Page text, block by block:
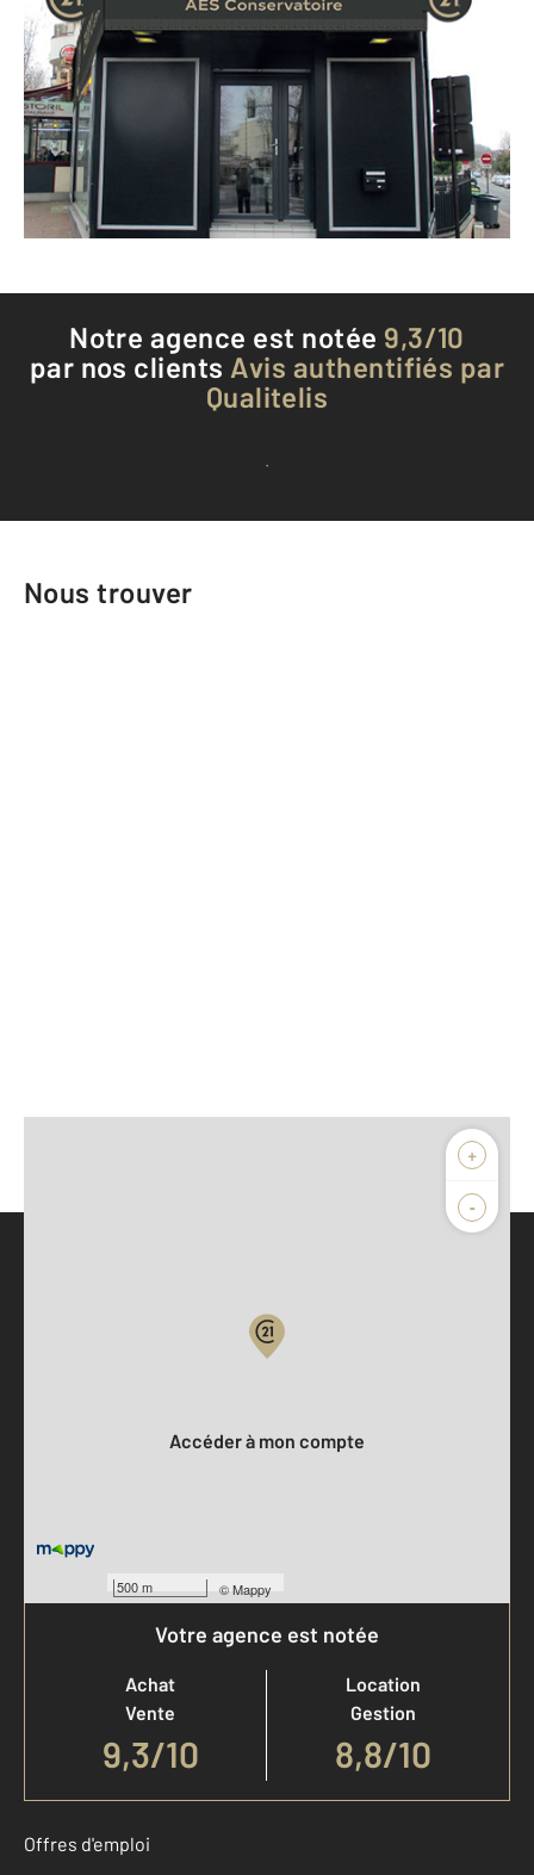
CENTURY 21 AES Conservatoire
112 avenue de la Division Leclerc
ANTONY - 92160
Envoyer un message
Téléphoner à l'agence
Notre agence est notée 9,3/10
par nos clients Avis authentifiés par
Qualitelis
Voir tous les avis clients
Nous trouver
+
-
500 m ©Mappy
Accéder à mon compte
Votre agence est notée
Achat
Vente
9,3/10
Location
Gestion
8,8/10
Offres d'emploi